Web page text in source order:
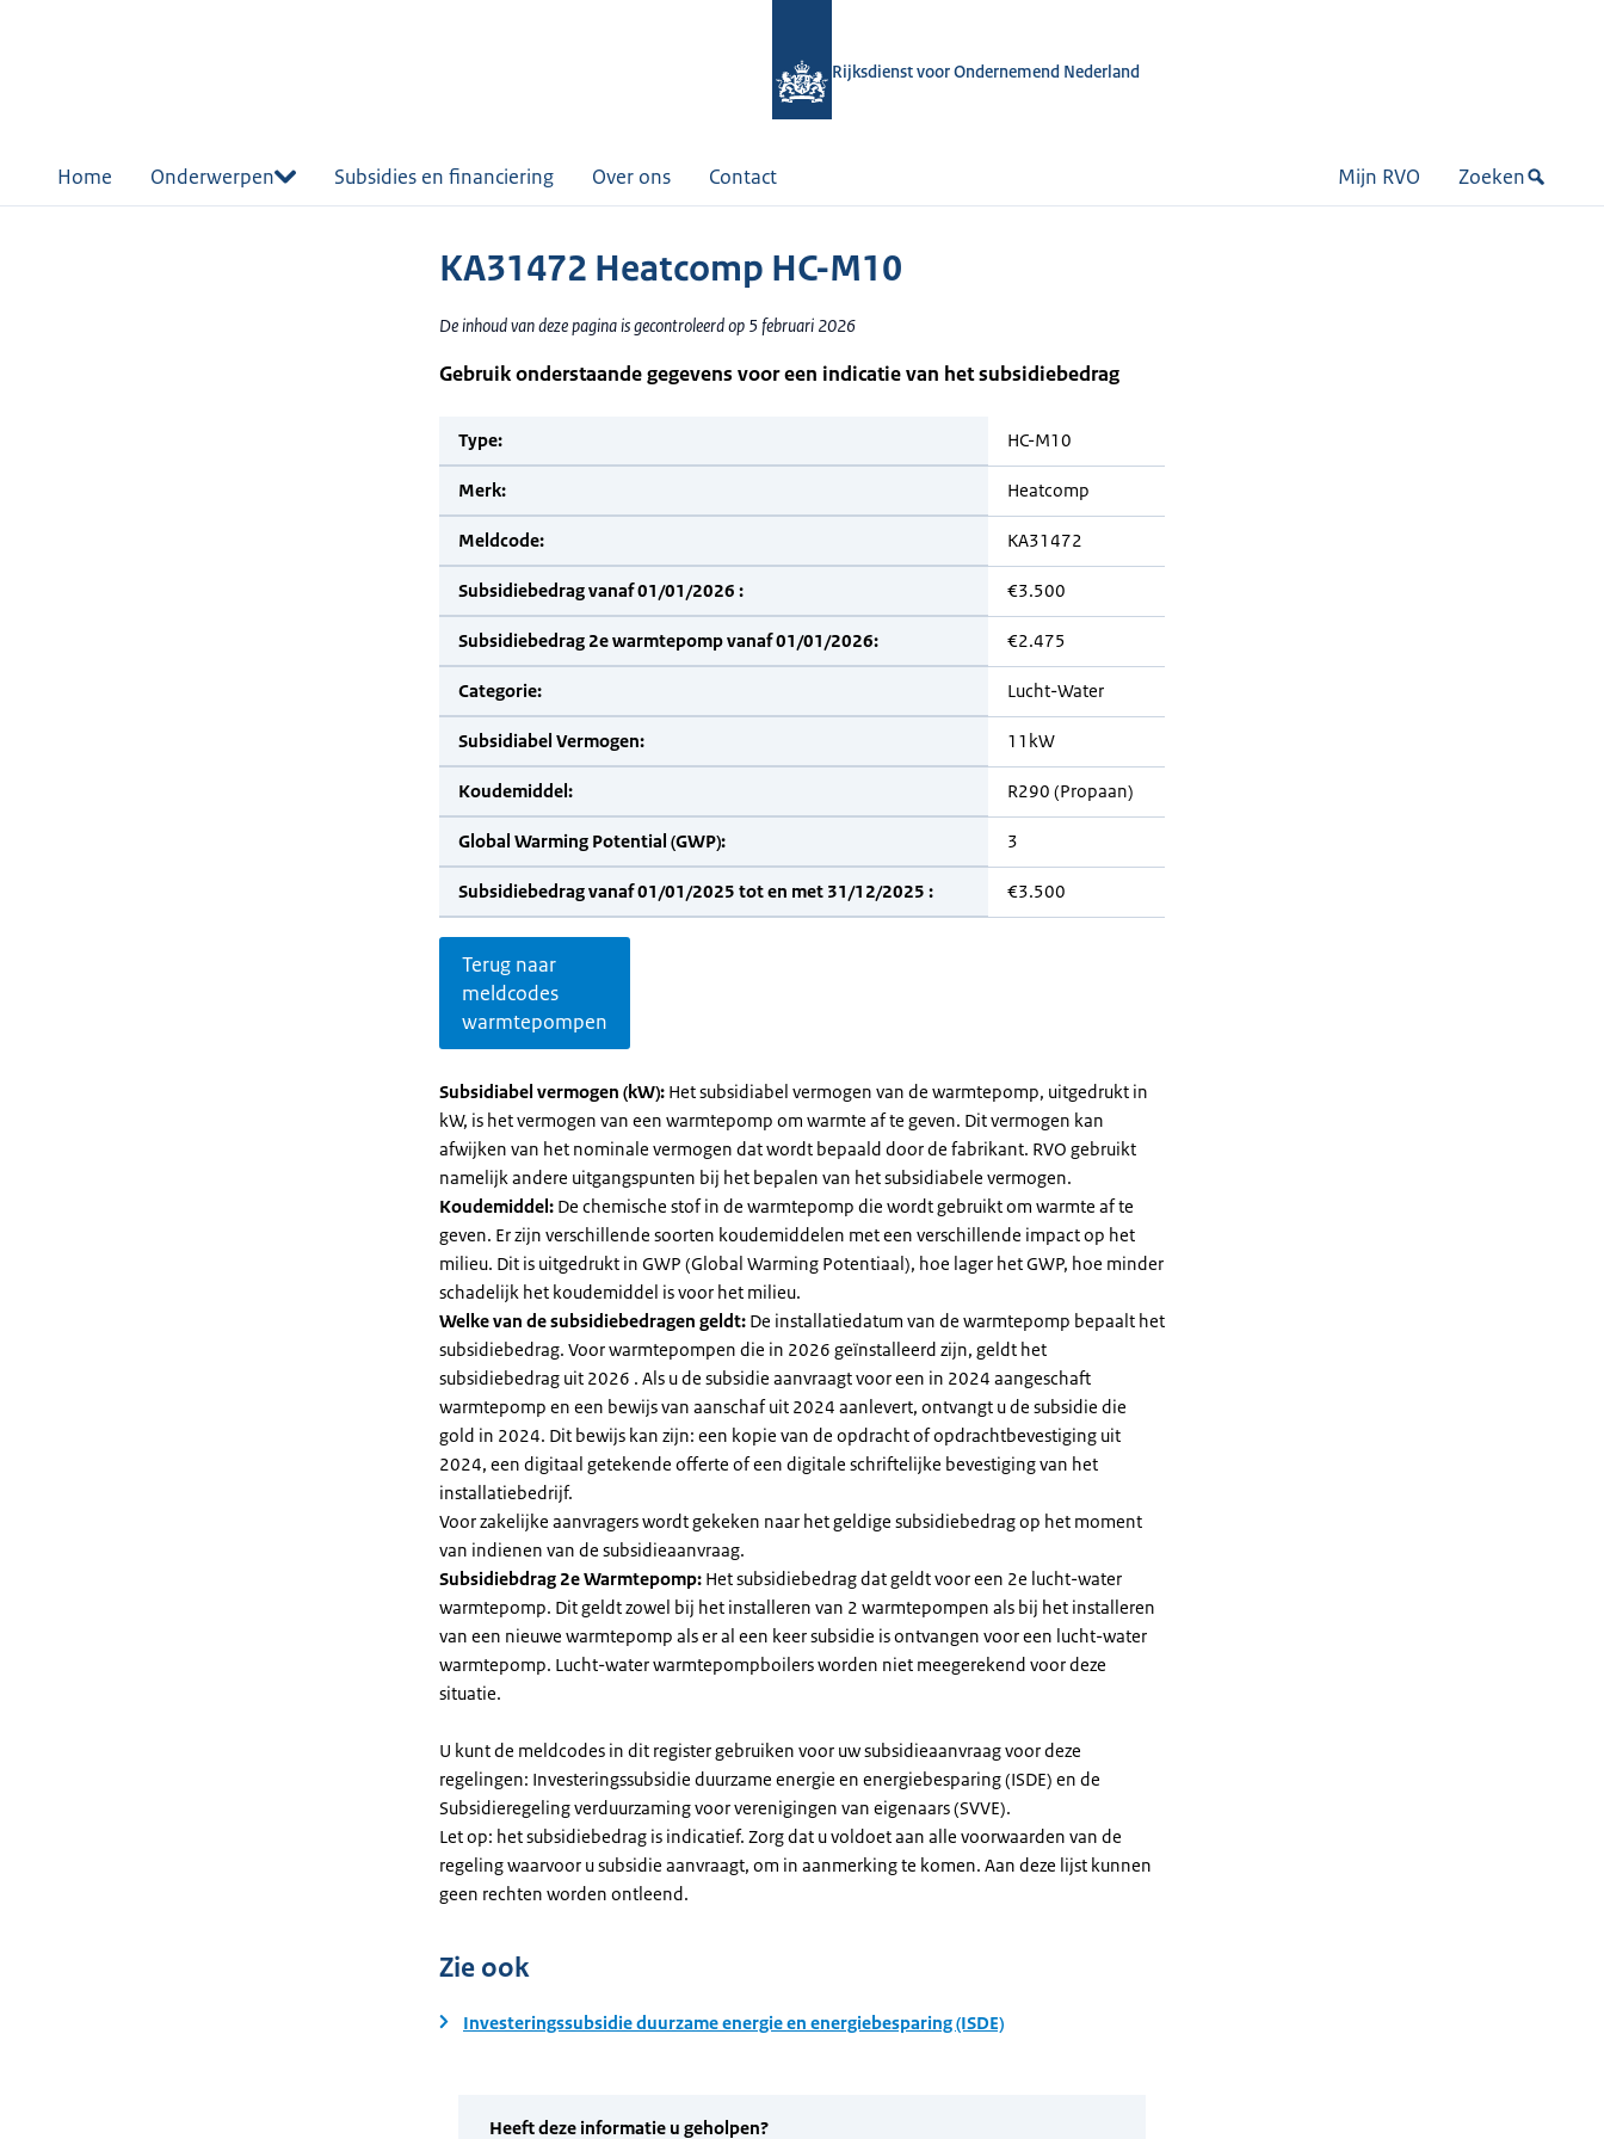
Rijksdienst voor Ondernemend Nederland
Home Onderwerpen Subsidies en financiering Over ons Contact Mijn RVO Zoeken
KA31472 Heatcomp HC-M10
De inhoud van deze pagina is gecontroleerd op 5 februari 2026
Gebruik onderstaande gegevens voor een indicatie van het subsidiebedrag
Type: HC-M10
Merk: Heatcomp
Meldcode: KA31472
Subsidiebedrag vanaf 01/01/2026 : €3.500
Subsidiebedrag 2e warmtepomp vanaf 01/01/2026: €2.475
Categorie: Lucht-Water
Subsidiabel Vermogen: 11kW
Koudemiddel: R290 (Propaan)
Global Warming Potential (GWP): 3
Subsidiebedrag vanaf 01/01/2025 tot en met 31/12/2025 : €3.500
Terug naar
meldcodes
warmtepompen
Subsidiabel vermogen (kW): Het subsidiabel vermogen van de warmtepomp, uitgedrukt in
kW, is het vermogen van een warmtepomp om warmte af te geven. Dit vermogen kan
afwijken van het nominale vermogen dat wordt bepaald door de fabrikant. RVO gebruikt
namelijk andere uitgangspunten bij het bepalen van het subsidiabele vermogen.
Koudemiddel: De chemische stof in de warmtepomp die wordt gebruikt om warmte af te
geven. Er zijn verschillende soorten koudemiddelen met een verschillende impact op het
milieu. Dit is uitgedrukt in GWP (Global Warming Potentiaal), hoe lager het GWP, hoe minder
schadelijk het koudemiddel is voor het milieu.
Welke van de subsidiebedragen geldt: De installatiedatum van de warmtepomp bepaalt het
subsidiebedrag. Voor warmtepompen die in 2026 geïnstalleerd zijn, geldt het
subsidiebedrag uit 2026 . Als u de subsidie aanvraagt voor een in 2024 aangeschaft
warmtepomp en een bewijs van aanschaf uit 2024 aanlevert, ontvangt u de subsidie die
gold in 2024. Dit bewijs kan zijn: een kopie van de opdracht of opdrachtbevestiging uit
2024, een digitaal getekende offerte of een digitale schriftelijke bevestiging van het
installatiebedrijf.
Voor zakelijke aanvragers wordt gekeken naar het geldige subsidiebedrag op het moment
van indienen van de subsidieaanvraag.
Subsidiebdrag 2e Warmtepomp: Het subsidiebedrag dat geldt voor een 2e lucht-water
warmtepomp. Dit geldt zowel bij het installeren van 2 warmtepompen als bij het installeren
van een nieuwe warmtepomp als er al een keer subsidie is ontvangen voor een lucht-water
warmtepomp. Lucht-water warmtepompboilers worden niet meegerekend voor deze
situatie.
U kunt de meldcodes in dit register gebruiken voor uw subsidieaanvraag voor deze
regelingen: Investeringssubsidie duurzame energie en energiebesparing (ISDE) en de
Subsidieregeling verduurzaming voor verenigingen van eigenaars (SVVE).
Let op: het subsidiebedrag is indicatief. Zorg dat u voldoet aan alle voorwaarden van de
regeling waarvoor u subsidie aanvraagt, om in aanmerking te komen. Aan deze lijst kunnen
geen rechten worden ontleend.
Zie ook
Investeringssubsidie duurzame energie en energiebesparing (ISDE)